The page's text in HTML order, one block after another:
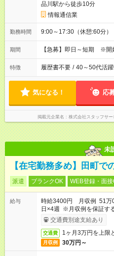
品川駅から徒歩10分
情報通信業
勤務時間 9:00～17:30（休憩:60分）
期間 【急募】即日～短期 ※開
特徴 履歴書不要 / 40～50代活
気になる！ 応
掲載元企業名 株式会社スタッフサ
未
【在宅勤務多め】田町で
派遣 ブランクOK WEB登録・面
給与
時給3400円 月収例 51万
日×4週 ※月収例を保証す
交通費別途支給あり
交通費 1ヶ月3万円を上限
月収例 30万円～